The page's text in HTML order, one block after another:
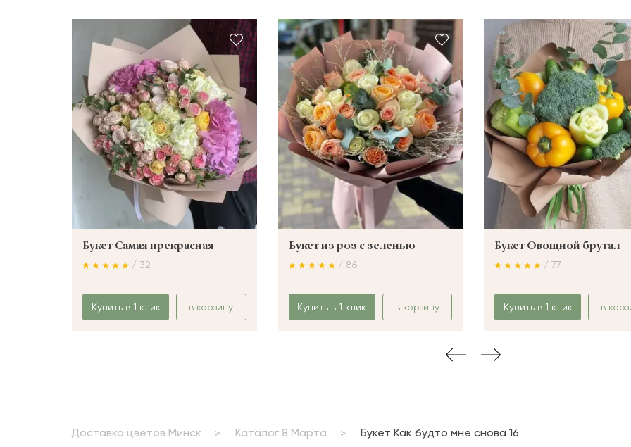
Букет Самая прекрасная
/ 32
Купить в 1 клик в корзину
Букет из роз с зеленью
/ 86
Купить в 1 клик в корзину
Букет Овощной брутал
/ 77
Купить в 1 клик в
Доставка цветов Минск Каталог 8 Марта Букет Как будто мне снова 16